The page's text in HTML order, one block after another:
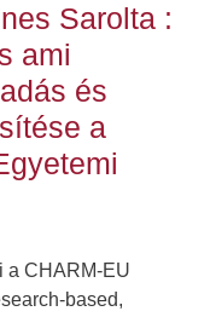
Sarolta :
ami
és
a
a CHARM-EU
based,